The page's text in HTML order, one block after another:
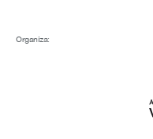
Organiza: